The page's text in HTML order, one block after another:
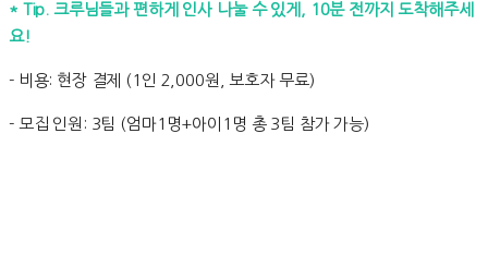
* Tip. 크루님들과 편하게 인사 나눌 수 있게, 10분 전까지 도착해주세
요!
- 비용: 현장 결제 (1인 2,000원, 보호자 무료)
- 모집 인원: 3팀 (엄마1명+아이1명 총 3팀 참가 가능)